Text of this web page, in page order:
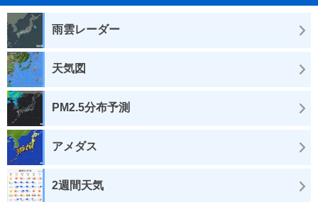
雨雲レーダー
天気図
PM2.5分布予測
アメダス
2週間天気